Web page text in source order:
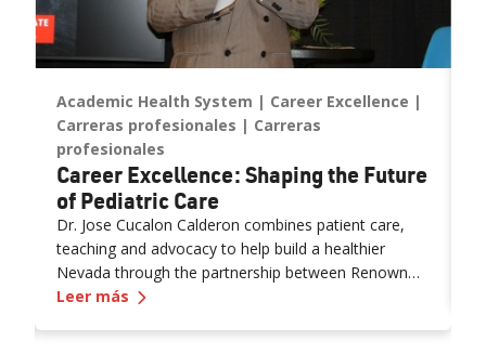
Patient at a Time: Q&A With a Senior Medical Assistant
Academic Health System
Career Excellence
Carreras profesionales
Carreras
profesionales
Career Excellence: Shaping the Future
of Pediatric Care
Dr. Jose Cucalon Calderon combines patient care,
teaching and advocacy to help build a healthier
Nevada through the partnership between Renown
Health and the University of Nevada, Reno School of
Leer más —